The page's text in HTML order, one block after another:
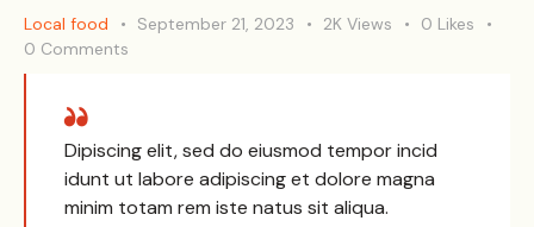
Local food September 21, 2023 2K Views 0 Likes
0 Comments
Dipiscing elit, sed do eiusmod tempor incid
idunt ut labore adipiscing et dolore magna
minim totam rem iste natus sit aliqua.